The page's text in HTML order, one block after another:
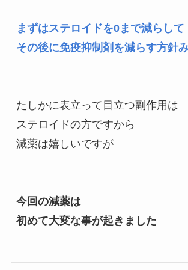
まずはステロイドを0まで減らして
その後に免疫抑制剤を減らす方針
たしかに表立って目立つ副作用は
ステロイドの方ですから
減薬は嬉しいですが
今回の減薬は
初めて大変な事が起きました